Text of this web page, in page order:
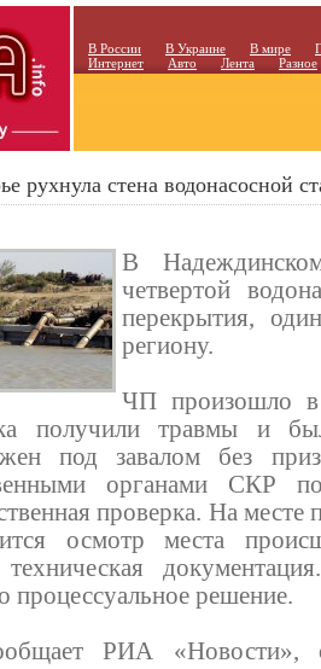
В России В Украине В мире
Интернет
Авто Лента Разное
рухнула стена водонасосной
В
четвертой
перекрытия,
региону.
ЧП произошло в
получили травмы и
под завалом без
органами СКР
проверка. На месте
осмотр места
техническая
процессуальное решение.
РИА «Новости»,